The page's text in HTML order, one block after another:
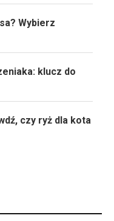
Wybierz
klucz do
czy ryż dla kota